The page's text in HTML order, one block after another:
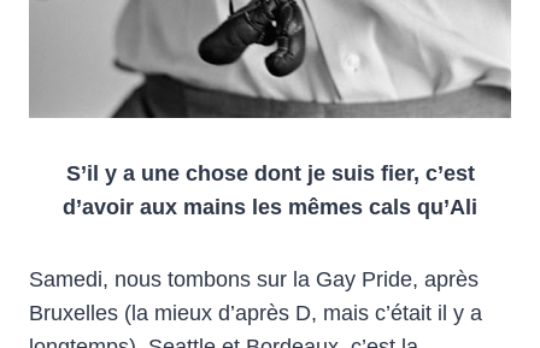
S’il y a une chose dont je suis fier, c’est
d’avoir aux mains les mêmes cals qu’Ali
Samedi, nous tombons sur la Gay Pride, après
Bruxelles (la mieux d’après D, mais c’était il y a